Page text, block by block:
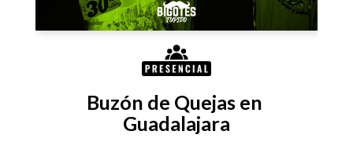
Buzón de Quejas en
Guadalajara